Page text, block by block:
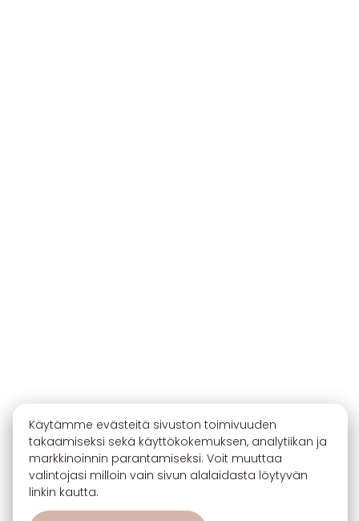
Käytämme evästeitä sivuston toimivuuden
takaamiseksi sekä käyttökokemuksen, analytiikan ja
markkinoinnin parantamiseksi. Voit muuttaa
valintojasi milloin vain sivun alalaidasta löytyvän
linkin kautta.